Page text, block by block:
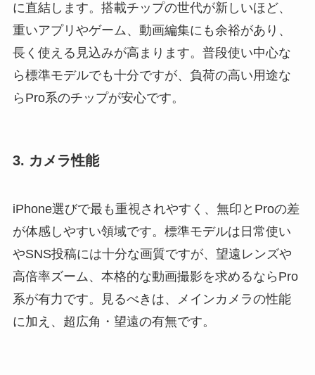
に直結します。搭載チップの世代が新しいほど、
重いアプリやゲーム、動画編集にも余裕があり、
長く使える見込みが高まります。普段使い中心な
ら標準モデルでも十分ですが、負荷の高い用途な
らPro系のチップが安心です。
3. カメラ性能
iPhone選びで最も重視されやすく、無印とProの差
が体感しやすい領域です。標準モデルは日常使い
やSNS投稿には十分な画質ですが、望遠レンズや
高倍率ズーム、本格的な動画撮影を求めるならPro
系が有力です。見るべきは、メインカメラの性能
に加え、超広角・望遠の有無です。